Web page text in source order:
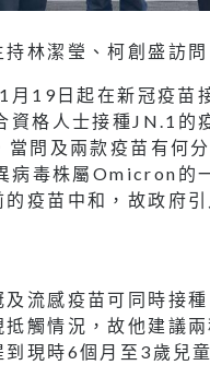
持林潔瑩、柯創盛訪問
月19日起在新冠疫苗
資格人士接種JN.1的
當問及兩款疫苗有何
病毒株屬Omicron的
的疫苗中和，故政府
流感疫苗可同時接
觸情況，故他建議
到現時6個月至3歲兒